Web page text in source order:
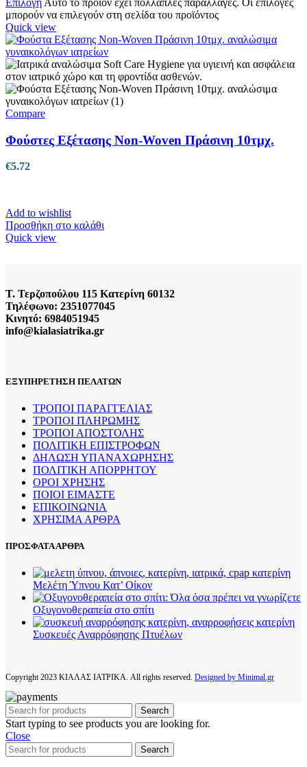
Επιλογή Αυτό το προϊόν έχει πολλαπλές παραλλαγές. Οι επιλογές
μπορούν να επιλεγούν στη σελίδα του προϊόντος
Quick view
Compare
Φούστες Εξέτασης Non-Woven Πράσινη 10τμχ.
€5.72
Add to wishlist
Προσθήκη στο καλάθι
Quick view
Τ. Τερζοπούλου 115 Κατερίνη 60132
Τηλέφωνο: 2351077045
Κινητό: 6984051945
info@kialasiatrika.gr
ΕΞΥΠΗΡΕΤΗΣΗ ΠΕΛΑΤΩΝ
ΤΡΟΠΟΙ ΠΑΡΑΓΓΕΛΙΑΣ
ΤΡΟΠΟΙ ΠΛΗΡΩΜΗΣ
ΤΡΟΠΟΙ ΑΠΟΣΤΟΛΗΣ
ΠΟΛΙΤΙΚΗ ΕΠΙΣΤΡΟΦΩΝ
ΔΗΛΩΣΗ ΥΠΑΝΑΧΩΡΗΣΗΣ
ΠΟΛΙΤΙΚΗ ΑΠΟΡΡΗΤΟΥ
ΟΡΟΙ ΧΡΗΣΗΣ
ΠΟΙΟΙ ΕΙΜΑΣΤΕ
ΕΠΙΚΟΙΝΩΝΙΑ
ΧΡΗΣΙΜΑ ΑΡΘΡΑ
ΠΡΟΣΦΑΤΑ ΑΡΘΡΑ
Μελέτη Ύπνου Κατ’ Οίκον
Οξυγονοθεραπεία στο σπίτι
Συσκευές Αναρρόφησης Πτυέλων
Copyright2023 ΚΙΑΛΑΣ ΙΑΤΡΙΚΑ. All rights reserved. Designed by Minimal.gr
Search
Start typing to see products you are looking for.
Close
Search